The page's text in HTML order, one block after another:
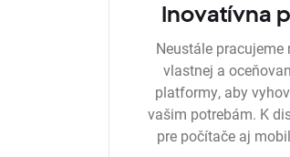
Inovatívna
Neustále pracujeme
vlastnej a
platformy, aby
vašim potrebám. K
pre počítače aj